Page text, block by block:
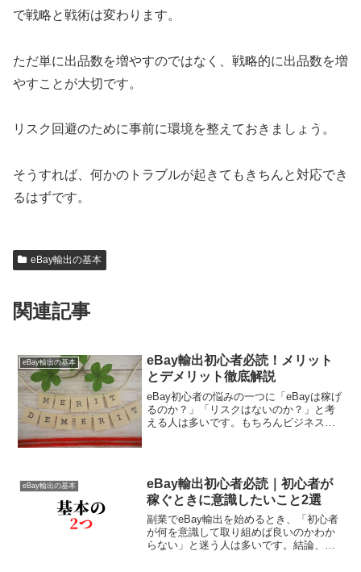
で戦略と戦術は変わります。
ただ単に出品数を増やすのではなく、戦略的に出品数を増
やすことが大切です。
リスク回避のために事前に環境を整えておきましょう。
そうすれば、何かのトラブルが起きてもきちんと対応でき
るはずです。
eBay輸出の基本
関連記事
eBay輸出の基本
eBay輸出初心者必読！メリット
とデメリット徹底解説
eBay初心者の悩みの一つに「eBayは稼げ
るのか？」「リスクはないのか？」と考
える人は多いです。もちろんビジネスで
eBay輸出の基本
eBay輸出初心者必読｜初心者が
稼ぐときに意識したいこと2選
副業でeBay輸出を始めるとき、「初心者
が何を意識して取り組めば良いのかわか
らない」と迷う人は多いです。結論、初